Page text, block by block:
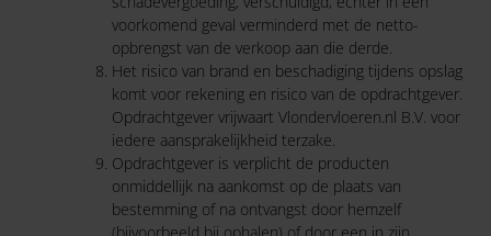
voorkomend geval verminderd met de netto-
opbrengst van de verkoop aan die derde.
Het risico van brand en beschadiging tijdens opslag
komt voor rekening en risico van de opdrachtgever.
Opdrachtgever vrijwaart Vlondervloeren.nl B.V. voor
iedere aansprakelijkheid terzake.
Opdrachtgever is verplicht de producten
onmiddellijk na aankomst op de plaats van
bestemming of na ontvangst door hemzelf